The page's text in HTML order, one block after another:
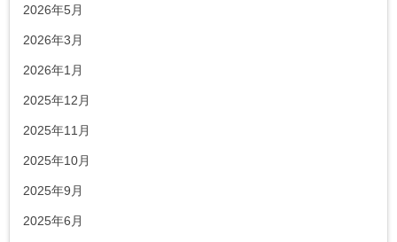
2026年5月
2026年3月
2026年1月
2025年12月
2025年11月
2025年10月
2025年9月
2025年6月